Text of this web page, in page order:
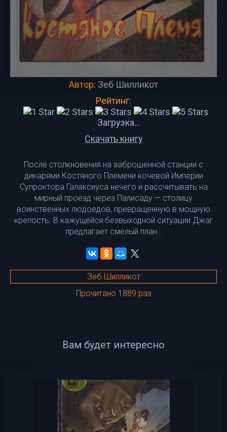
Автор: Зеб Шилликот
Рейтинг:
Загрузка...
Скачать книгу
После столкновения на заброшенной станции с
дикарями Костяного Племени кочевой Империи
Супроктора Галаксиуса нечего и рассчитывать на
мирный проезд через Палисаду — столицу
воинственных людоедов, превращенную в мощную
крепость. В кажущейся безвыходной ситуации Джаг
предлагает смелый план…
Зеб Шилликот
Прочитано 1889 раз
Вам будет интересно